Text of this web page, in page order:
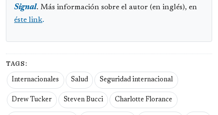
Signal. Más información sobre el autor (en inglés), en
éste link.
TAGS:
Internacionales Salud Seguridad internacional
Drew Tucker Steven Bucci Charlotte Florance